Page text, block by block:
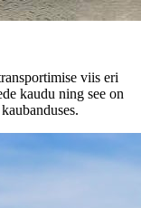
viis eri
kaudu ning see on